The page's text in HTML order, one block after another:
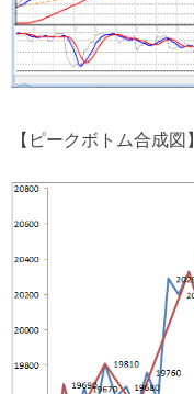
【ピークボトム合成図】